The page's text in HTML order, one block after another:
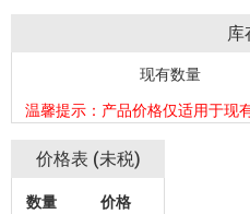
库
现有数量
温馨提示：产品价格仅适用于现
价格表 (未税)
数量 价格